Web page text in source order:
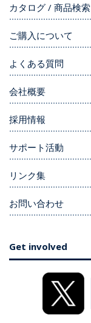
カタログ / 商品検索
ご購入について
よくある質問
会社概要
採用情報
サポート活動
リンク集
お問い合わせ
Get involved